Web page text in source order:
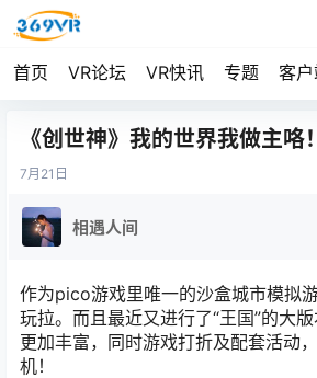
首页 VR论坛 VR快讯 专题 客
《创世神》我的世界我做主咯！
7月 21日
相遇人间
作为pico游戏里唯一的沙盒城市模拟
玩拉。而且最近又进行了“王国”的大
更加丰富，同时游戏打折及配套活动
机！